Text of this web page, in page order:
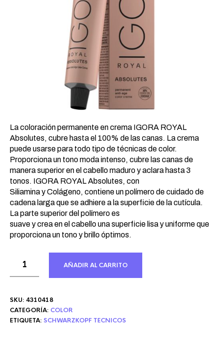
La coloración permanente en crema IGORA ROYAL
Absolutes, cubre hasta el 100% de las canas. La crema
puede usarse para todo tipo de técnicas de color.
Proporciona un tono moda intenso, cubre las canas de
manera superior en el cabello maduro y aclara hasta 3
tonos. IGORA ROYAL Absolutes, con
Siliamina y Colágeno, contiene un polímero de cuidado de
cadena larga que se adhiere a la superficie de la cutícula.
La parte superior del polímero es
suave y crea en el cabello una superficie lisa y uniforme que
proporciona un tono y brillo óptimos.
AÑADIR AL CARRITO
SKU: 4310418
CATEGORÍA: COLOR
ETIQUETA: SCHWARZKOPF TECNICOS